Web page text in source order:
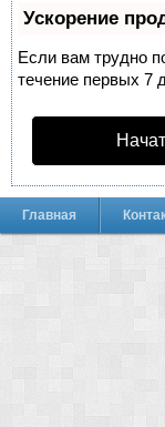
Ускорение
Если вам трудно
течение первых 7
Главная